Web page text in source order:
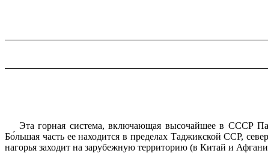
Эта горная система, включающая высочайшее в СССР
Бо́льшая часть ее находится в пределах Таджикской ССР,
нагорья заходит на зарубежную территорию (в Китай и